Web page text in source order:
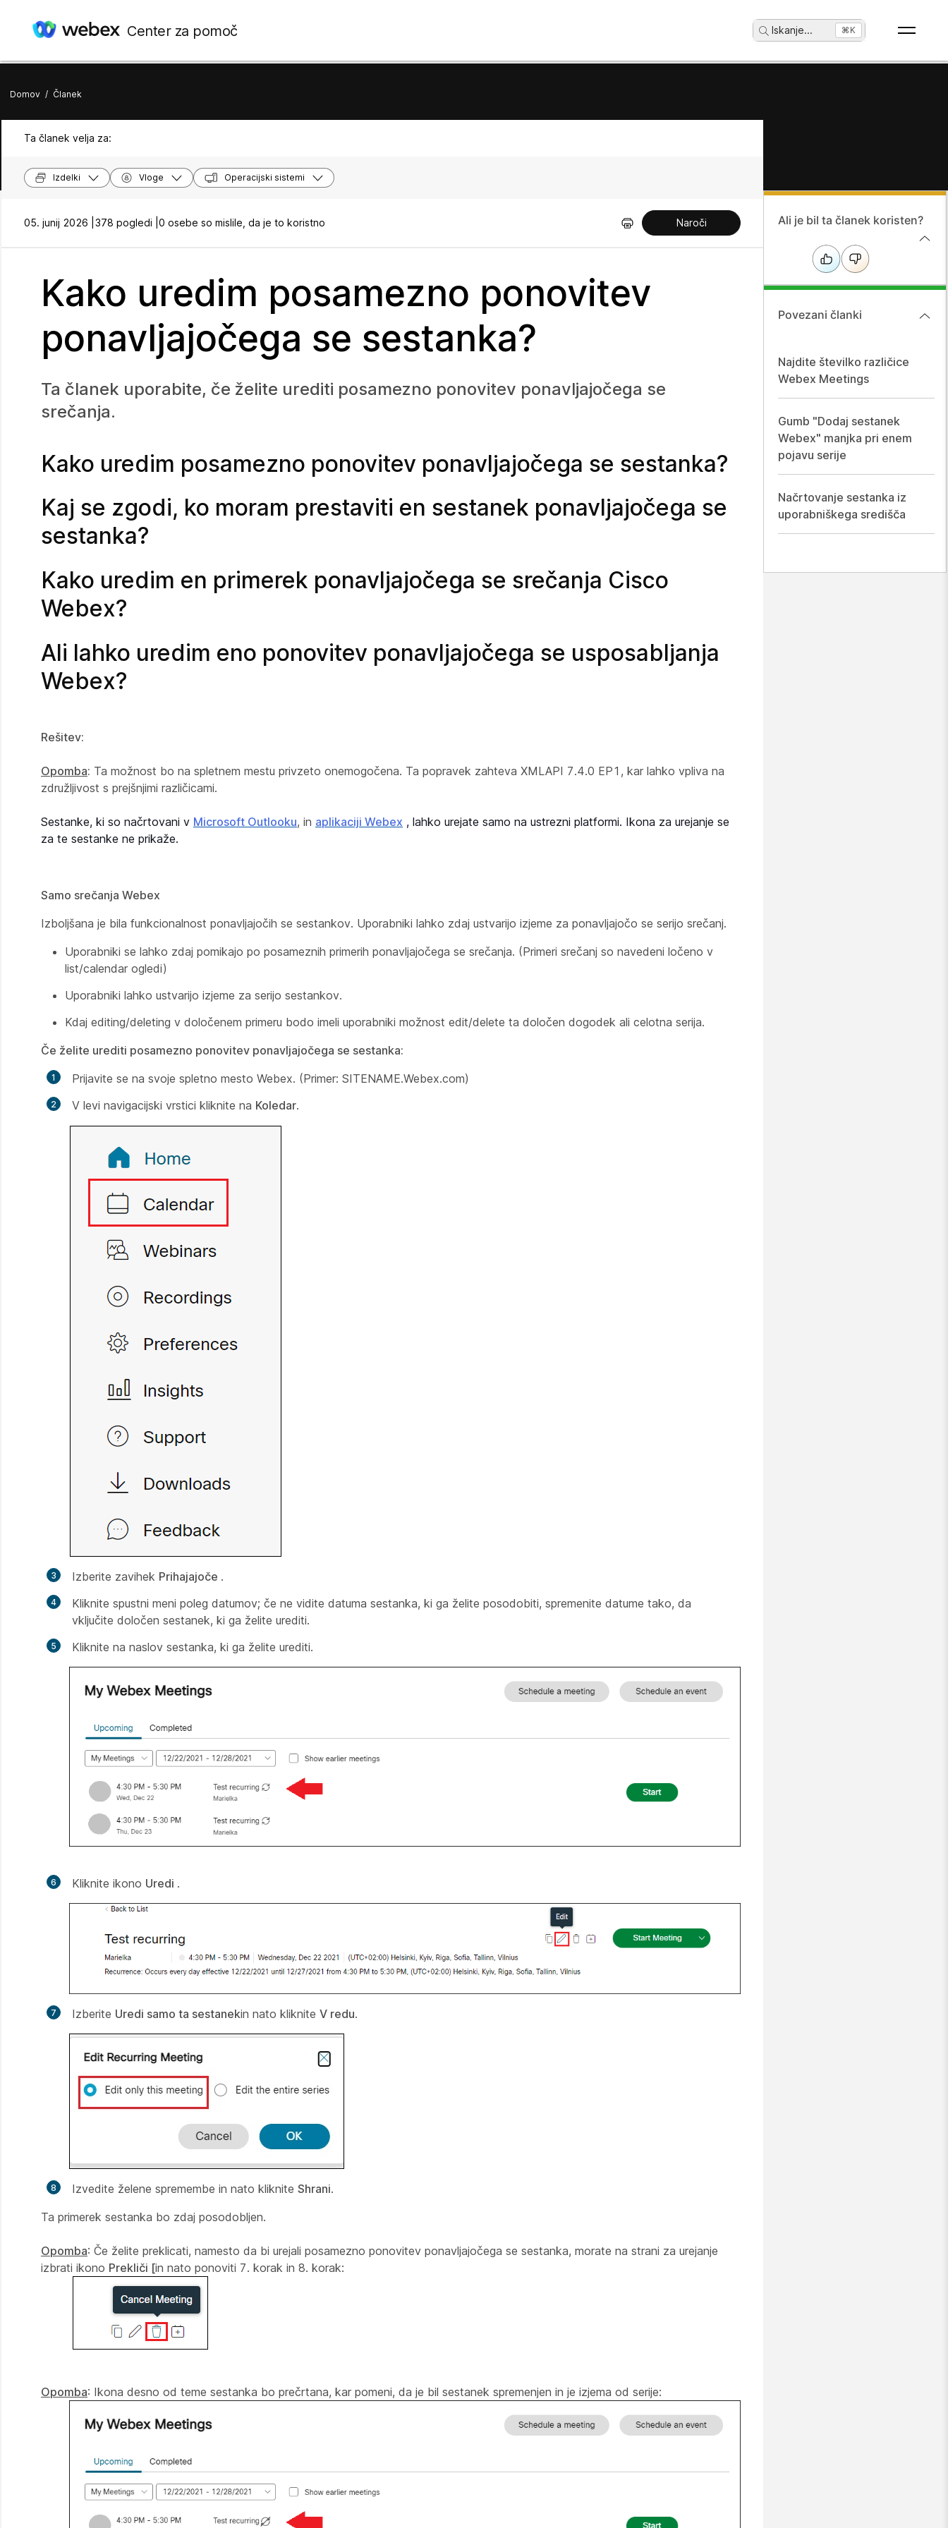
Center za pomoč Iskanje... ⌘K
Domov / Članek
Ta članek velja za:
Izdelki Vloge Operacijski sistemi
05. junij 2026 | 378 pogledi | 0 osebe so mislile, da je to koristno Naroči
Kako uredim posamezno ponovitev
ponavljajočega se sestanka?
Ta članek uporabite, če želite urediti posamezno ponovitev ponavljajočega se
srečanja.
Kako uredim posamezno ponovitev ponavljajočega se sestanka?
Kaj se zgodi, ko moram prestaviti en sestanek ponavljajočega se
sestanka?
Kako uredim en primerek ponavljajočega se srečanja Cisco
Webex?
Ali lahko uredim eno ponovitev ponavljajočega se usposabljanja
Webex?
Rešitev:
Opomba: Ta možnost bo na spletnem mestu privzeto onemogočena. Ta popravek zahteva XMLAPI 7.4.0 EP1, kar lahko vpliva na
združljivost s prejšnjimi različicami.
Sestanke, ki so načrtovani v Microsoft Outlooku, in aplikaciji Webex , lahko urejate samo na ustrezni platformi. Ikona za urejanje se
za te sestanke ne prikaže.
Samo srečanja Webex
Izboljšana je bila funkcionalnost ponavljajočih se sestankov. Uporabniki lahko zdaj ustvarijo izjeme za ponavljajočo se serijo srečanj.
Uporabniki se lahko zdaj pomikajo po posameznih primerih ponavljajočega se srečanja. (Primeri srečanj so navedeni ločeno v
list/calendar ogledi)
Uporabniki lahko ustvarijo izjeme za serijo sestankov.
Kdaj editing/deleting v določenem primeru bodo imeli uporabniki možnost edit/delete ta določen dogodek ali celotna serija.
Če želite urediti posamezno ponovitev ponavljajočega se sestanka:
Prijavite se na svoje spletno mesto Webex. (Primer: SITENAME.Webex.com)
V levi navigacijski vrstici kliknite na Koledar.
Izberite zavihek Prihajajoče .
Kliknite spustni meni poleg datumov; če ne vidite datuma sestanka, ki ga želite posodobiti, spremenite datume tako, da
vključite določen sestanek, ki ga želite urediti.
Kliknite na naslov sestanka, ki ga želite urediti.
Kliknite ikono Uredi .
Izberite Uredi samo ta sestanekin nato kliknite V redu.
Izvedite želene spremembe in nato kliknite Shrani.
Ta primerek sestanka bo zdaj posodobljen.
Opomba: Če želite preklicati, namesto da bi urejali posamezno ponovitev ponavljajočega se sestanka, morate na strani za urejanje
izbrati ikono Prekliči [in nato ponoviti 7. korak in 8. korak:
Opomba: Ikona desno od teme sestanka bo prečrtana, kar pomeni, da je bil sestanek spremenjen in je izjema od serije:
Ali je bil ta članek koristen?
Povezani članki
Najdite številko različice
Webex Meetings
Gumb "Dodaj sestanek
Webex" manjka pri enem
pojavu serije
Načrtovanje sestanka iz
uporabniškega središča